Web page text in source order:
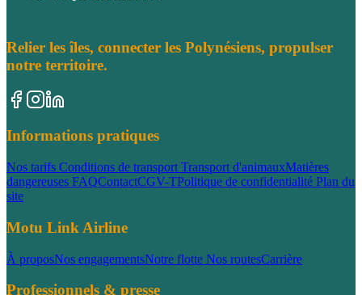
Relier les îles, connecter les Polynésiens, propulser
notre territoire.
Informations pratiques
Nos tarifs Conditions de transport Transport d'animauxMatières
dangereuses FAQContactCGV-TPolitique de confidentialité Plan du
site
Motu Link Airline
À proposNos engagementsNotre flotte Nos routesCarrière
Professionnels & presse